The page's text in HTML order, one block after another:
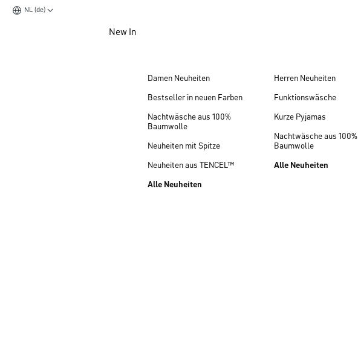
NL (de)
Zum Hauptinhalt springenNew In
Damen Neuheiten
Bestseller in neuen Farben
Nachtwäsche aus 100%
Baumwolle
Neuheiten mit Spitze
Neuheiten aus TENCEL™
Alle Neuheiten
Herren Neuheiten
Funktionswäsche
Kurze Pyjamas
Nachtwäsche aus 100%
Baumwolle
Alle Neuheiten